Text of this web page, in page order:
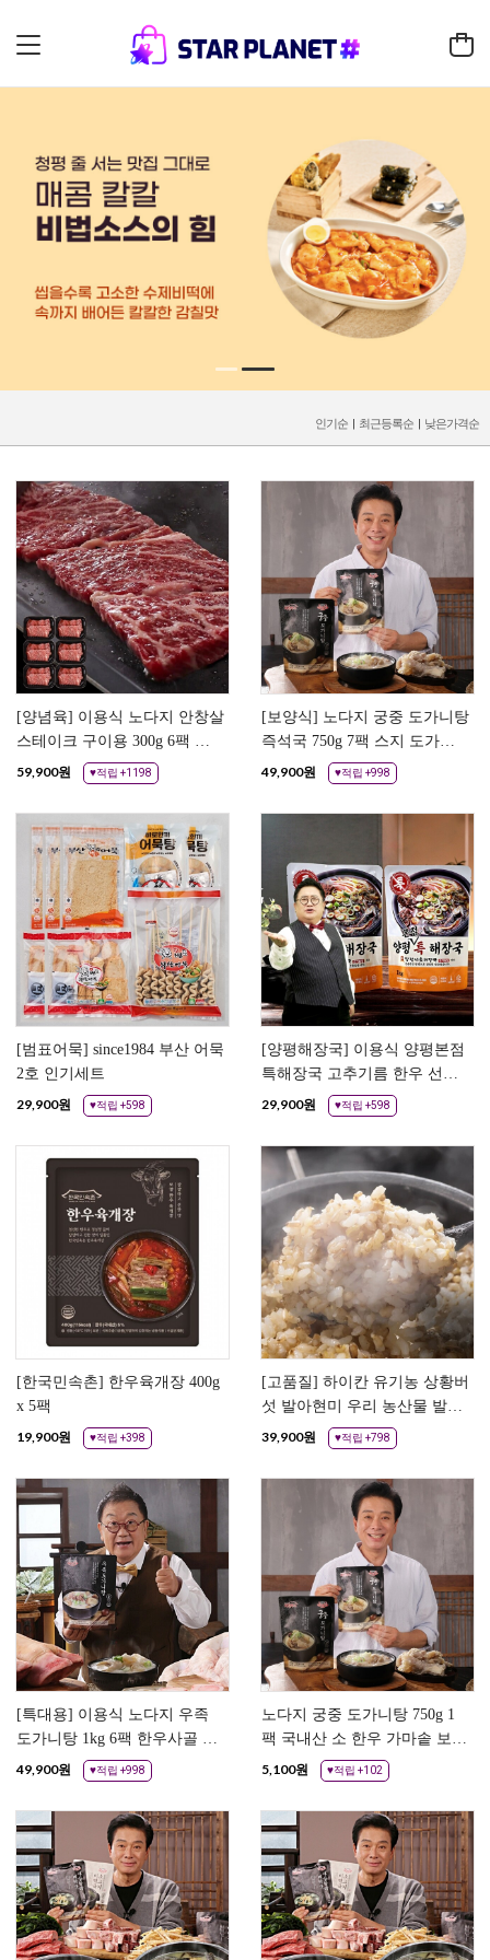
인기순 | 최근등록순 | 낮은가격순
[양념육] 이용식 노다지 안창살
스테이크 구이용 300g 6팩 쇠
고기 양념 스테이크고기
59,900원 ♥적립 +1198
[보양식] 노다지 궁중 도가니탕
즉석국 750g 7팩 스지 도가니
사골육수 레토르트
49,900원 ♥적립 +998
[범표어묵] since1984 부산 어묵
2호 인기세트
29,900원 ♥적립 +598
[양평해장국] 이용식 양평본점
특해장국 고추기름 한우 선지
탕 내장국
29,900원 ♥적립 +598
[한국민속촌] 한우육개장 400g
x 5팩
19,900원 ♥적립 +398
[고품질] 하이칸 유기농 상황버
섯 발아현미 우리 농산물 발아
현미쌀
39,900원 ♥적립 +798
[특대용] 이용식 노다지 우족
도가니탕 1kg 6팩 한우사골 스
지 우족 즉석국
49,900원 ♥적립 +998
노다지 궁중 도가니탕 750g 1
팩 국내산 소 한우 가마솥 보양
식 즉석국 곰탕 설렁탕 도가니
5,100원 ♥적립 +102